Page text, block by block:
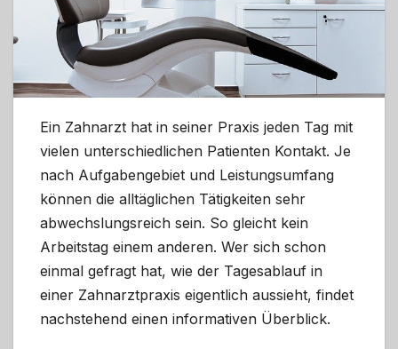
Ein Zahnarzt hat in seiner Praxis jeden Tag mit
vielen unterschiedlichen Patienten Kontakt. Je
nach Aufgabengebiet und Leistungsumfang
können die alltäglichen Tätigkeiten sehr
abwechslungsreich sein. So gleicht kein
Arbeitstag einem anderen. Wer sich schon
einmal gefragt hat, wie der Tagesablauf in
einer Zahnarztpraxis eigentlich aussieht, findet
nachstehend einen informativen Überblick.